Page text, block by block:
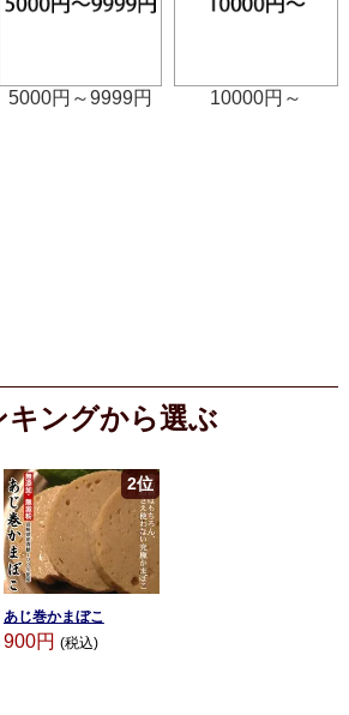
5000円～9999円 10000円～
キングから選ぶ
2位
あじ巻かまぼこ
900円 (税込)